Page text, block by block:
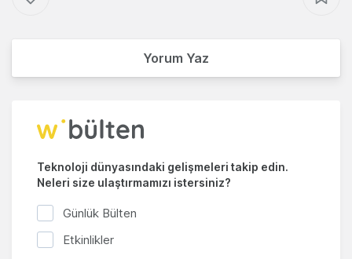
Yorum Yaz
Teknoloji dünyasındaki gelişmeleri takip edin.
Neleri size ulaştırmamızı istersiniz?
Günlük Bülten
Etkinlikler